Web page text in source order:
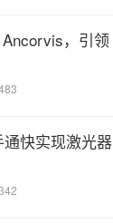
，引领
快实现激光器